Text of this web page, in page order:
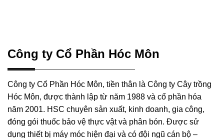
Công ty Cổ Phần Hóc Môn
Công ty Cổ Phần Hóc Môn, tiền thân là Công ty Cây trồng
Hóc Môn, được thành lập từ năm 1988 và cổ phần hóa
năm 2001. HSC chuyên sản xuất, kinh doanh, gia công,
đóng gói thuốc bảo vệ thực vật và phân bón. Được sử
dụng thiết bị máy móc hiện đại và có đội ngũ cán bộ –